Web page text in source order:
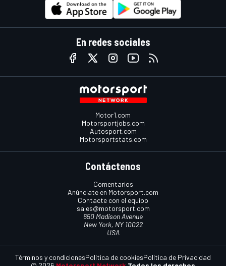
En redes sociales
Motor1.com
Motorsportjobs.com
Autosport.com
Motorsportstats.com
Contáctenos
Comentarios
Anúnciate en Motorsport.com
Contacte con el equipo
sales@motorsport.com
650 Madison Avenue
New York, NY 10022
USA
Términos y condicionesPolítica de cookiesPolítica de Privacidad